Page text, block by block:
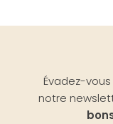
Évadez-
notre